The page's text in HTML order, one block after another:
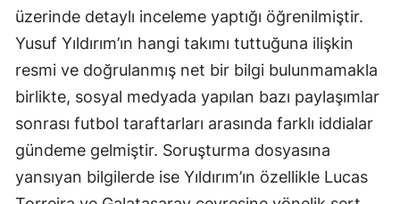
Kayseri
Kırklareli
Kocaeli
Konya
Kütahya
üzerinde detaylı inceleme yaptığı öğrenilmiştir.
Yusuf Yıldırım’ın hangi takımı tuttuğuna ilişkin
resmi ve doğrulanmış net bir bilgi bulunmamakla
birlikte, sosyal medyada yapılan bazı paylaşımlar
sonrası futbol taraftarları arasında farklı iddialar
gündeme gelmiştir. Soruşturma dosyasına
yansıyan bilgilerde ise Yıldırım’ın özellikle Lucas